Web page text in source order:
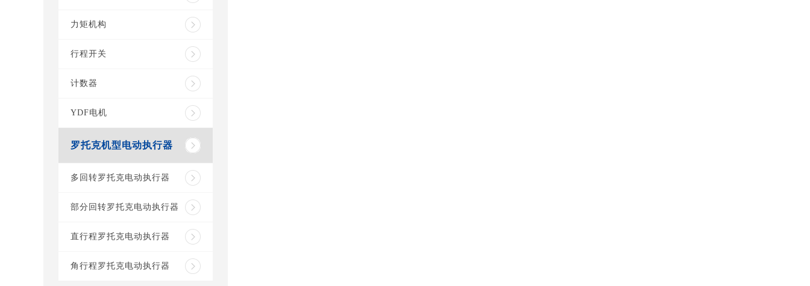
力矩机构
行程开关
计数器
YDF电机
罗托克机型电动执行器
多回转罗托克电动执行器
部分回转罗托克电动执行器
直行程罗托克电动执行器
角行程罗托克电动执行器